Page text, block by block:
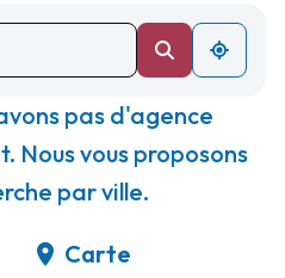
pas d'agence
Nous vous proposons
par ville.
Carte